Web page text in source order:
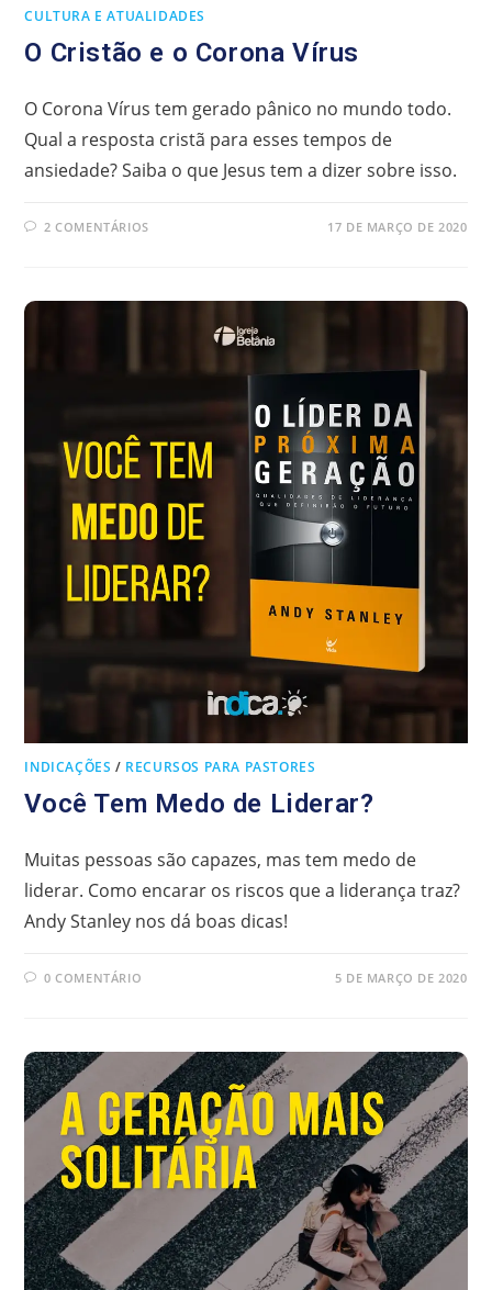
CULTURA E ATUALIDADES
O Cristão e o Corona Vírus
O Corona Vírus tem gerado pânico no mundo todo.
Qual a resposta cristã para esses tempos de
ansiedade? Saiba o que Jesus tem a dizer sobre isso.
2 COMENTÁRIOS 17 DE MARÇO DE 2020
INDICAÇÕES / RECURSOS PARA PASTORES
Você Tem Medo de Liderar?
Muitas pessoas são capazes, mas tem medo de
liderar. Como encarar os riscos que a liderança traz?
Andy Stanley nos dá boas dicas!
0 COMENTÁRIO 5 DE MARÇO DE 2020